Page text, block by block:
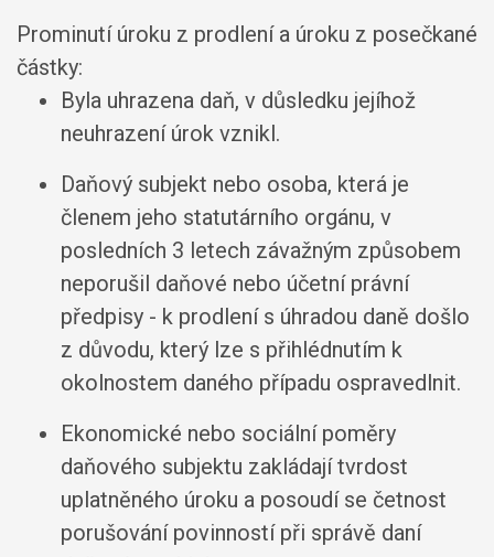
Prominutí úroku z prodlení a úroku z posečkané
částky:
Byla uhrazena daň, v důsledku jejíhož
neuhrazení úrok vznikl.
Daňový subjekt nebo osoba, která je
členem jeho statutárního orgánu, v
posledních 3 letech závažným způsobem
neporušil daňové nebo účetní právní
předpisy - k prodlení s úhradou daně došlo
z důvodu, který lze s přihlédnutím k
okolnostem daného případu ospravedlnit.
Ekonomické nebo sociální poměry
daňového subjektu zakládají tvrdost
uplatněného úroku a posoudí se četnost
porušování povinností při správě daní